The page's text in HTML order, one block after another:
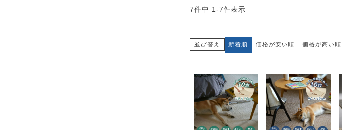
7件中 1 -7件表示
並び替え 新着順 価格が安い順 価格が高い順